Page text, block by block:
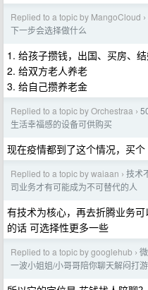
Replied to a topic by MangoCloud ›
下一步会选择做什么
1. 给孩子攒钱，出国、买房、结
2. 给双方老人养老
3. 给自己攒养老金
Replied to a topic by Orchestraa ›
生活幸福感的设备可供购买
现在疫情都到了这个情况，买
Replied to a topic by waiaan › 技术
司业务才有可能成为不可替代的人
有技术为核心，再去折腾业务
的话 可选择性更多一些
Replied to a topic by googlehub ›
一波小姐姐/小哥哥陪你聊天解闷打